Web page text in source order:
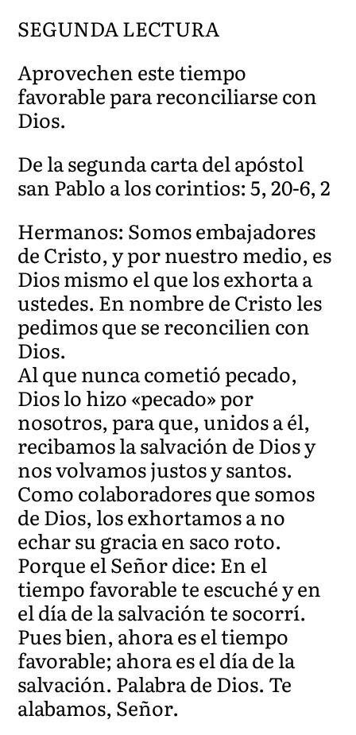
SEGUNDA LECTURA
Aprovechen este tiempo
favorable para reconciliarse con
Dios.
De la segunda carta del apóstol
san Pablo a los corintios: 5, 20-6, 2
Hermanos: Somos embajadores
de Cristo, y por nuestro medio, es
Dios mismo el que los exhorta a
ustedes. En nombre de Cristo les
pedimos que se reconcilien con
Dios.
Al que nunca cometió pecado,
Dios lo hizo «pecado» por
nosotros, para que, unidos a él,
recibamos la salvación de Dios y
nos volvamos justos y santos.
Como colaboradores que somos
de Dios, los exhortamos a no
echar su gracia en saco roto.
Porque el Señor dice: En el
tiempo favorable te escuché y en
el día de la salvación te socorrí.
Pues bien, ahora es el tiempo
favorable; ahora es el día de la
salvación. Palabra de Dios. Te
alabamos, Señor.